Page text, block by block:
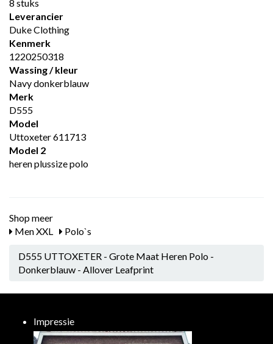
8 stuks
Leverancier
Duke Clothing
Kenmerk
1220250318
Wassing / kleur
Navy donkerblauw
Merk
D555
Model
Uttoxeter 611713
Model 2
heren plussize polo
Shop meer
Men XXL
Polo`s
D555 UTTOXETER - Grote Maat Heren Polo -
Donkerblauw - Allover Leafprint
Impressie